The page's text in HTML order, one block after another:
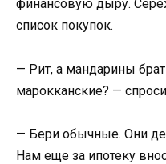
финансовую дыру.
список покупок.
— Рит, а мандарины
марокканские? —
— Бери обычные. Они
Нам еще за ипотеку